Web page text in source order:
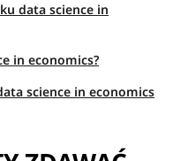
data science in
in economics?
science in economics